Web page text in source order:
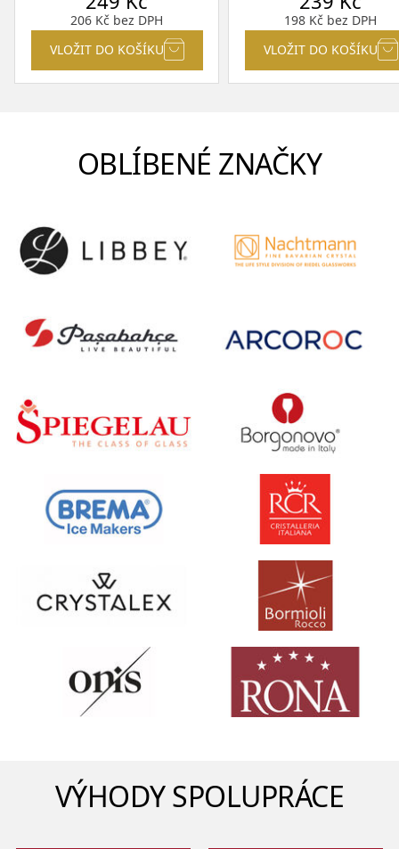
206 Kč bez DPH
VLOŽIT DO KOŠÍKU
198 Kč bez DPH
VLOŽIT DO KOŠÍKU
OBLÍBENÉ ZNAČKY
VÝHODY SPOLUPRÁCE